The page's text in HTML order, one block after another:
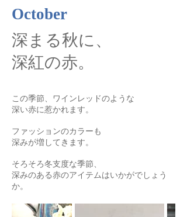
October
深まる秋に、
深紅の赤。
この季節、ワインレッドのような
深い赤に惹かれます。
ファッションのカラーも
深みが増してきます。
そろそろ冬支度な季節、
深みのある赤のアイテムはいかがでしょう
か。